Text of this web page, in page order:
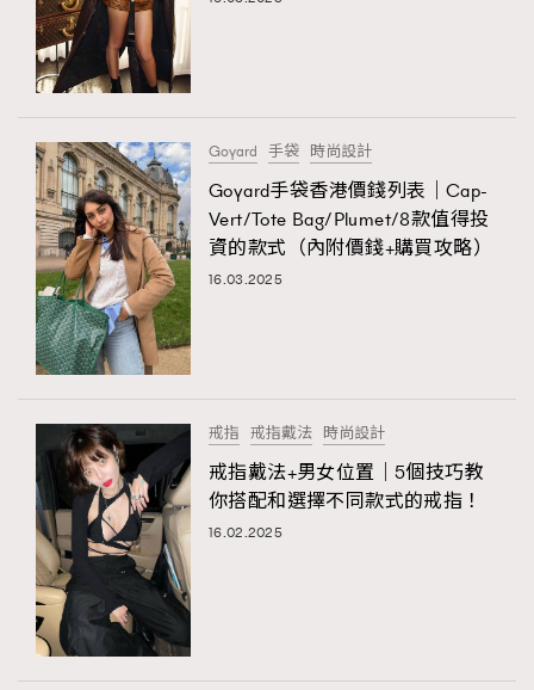
TRENDING
AFrenchMind
EmpowerF
FashionWeek
Goyard 手袋 時尚設計
Goyard手袋香港價錢列表｜Cap-
Vert/Tote Bag/Plumet/8款值得投
資的款式（內附價錢+購買攻略）
16.03.2025
戒指 戒指戴法 時尚設計
戒指戴法+男女位置｜5個技巧教
你搭配和選擇不同款式的戒指！
16.02.2025